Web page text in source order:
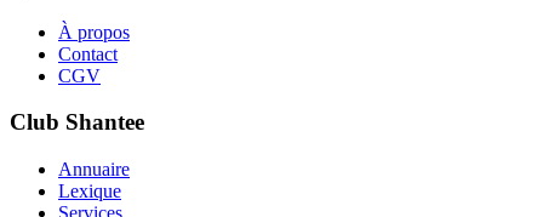
À propos
Contact
CGV
Club Shantee
Annuaire
Lexique